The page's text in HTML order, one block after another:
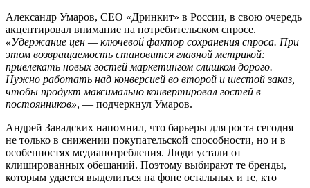
Александр Умаров, CEO «Дринкит» в России, в свою очередь
акцентировал внимание на потребительском спросе.
«Удержание цен — ключевой фактор сохранения спроса. При
этом возвращаемость становится главной метрикой:
привлекать новых гостей маркетингом слишком дорого.
Нужно работать над конверсией во второй и шестой заказ,
чтобы продукт максимально конвертировал гостей в
постоянников», — подчеркнул Умаров.
Андрей Завадских напомнил, что барьеры для роста сегодня
не только в снижении покупательской способности, но и в
особенностях медиапотребления. Люди устали от
клишированных обещаний. Поэтому выбирают те бренды,
которым удается выделиться на фоне остальных и те, кто